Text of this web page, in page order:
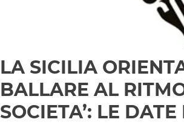
LA SICILIA
BALLARE AL
SOCIETA’: LE